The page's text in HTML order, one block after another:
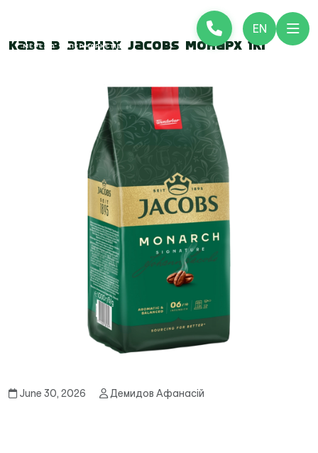
EN
Кава в зернах Jacobs Монарх 1кг
June 30, 2026 Демидов Афанасій